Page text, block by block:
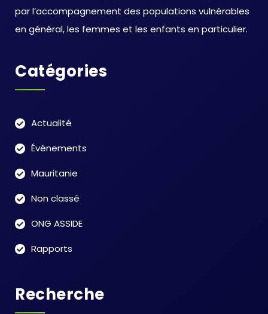
par l’accompagnement des populations vulnérables
en général, les femmes et les enfants en particulier.
Catégories
Actualité
Événements
Mauritanie
Non classé
ONG ASSIDE
Rapports
Recherche